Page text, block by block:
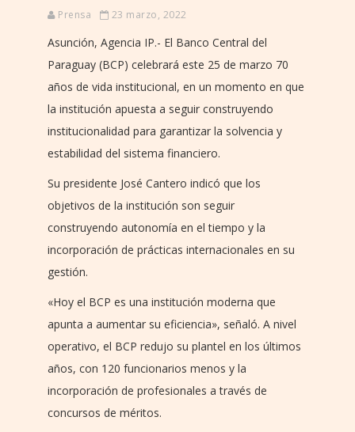
Prensa 23 marzo, 2022
Asunción, Agencia IP.- El Banco Central del
Paraguay (BCP) celebrará este 25 de marzo 70
años de vida institucional, en un momento en que
la institución apuesta a seguir construyendo
institucionalidad para garantizar la solvencia y
estabilidad del sistema financiero.
Su presidente José Cantero indicó que los
objetivos de la institución son seguir
construyendo autonomía en el tiempo y la
incorporación de prácticas internacionales en su
gestión.
«Hoy el BCP es una institución moderna que
apunta a aumentar su eficiencia», señaló. A nivel
operativo, el BCP redujo su plantel en los últimos
años, con 120 funcionarios menos y la
incorporación de profesionales a través de
concursos de méritos.